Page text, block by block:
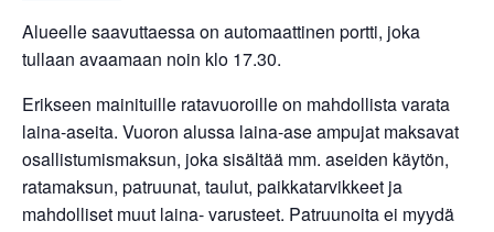
Alueelle saavuttaessa on automaattinen portti, joka
tullaan avaamaan noin klo 17.30.
Erikseen mainituille ratavuoroille on mahdollista varata
laina-aseita. Vuoron alussa laina-ase ampujat maksavat
osallistumismaksun, joka sisältää mm. aseiden käytön,
ratamaksun, patruunat, taulut, paikkatarvikkeet ja
mahdolliset muut laina- varusteet. Patruunoita ei myydä